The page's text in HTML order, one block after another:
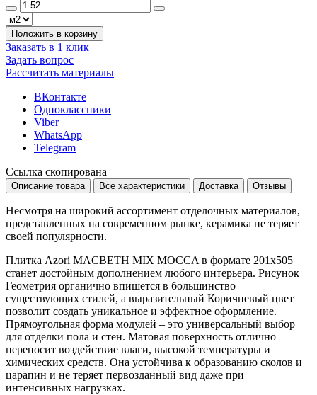
Положить в корзину
Заказать в 1 клик
Задать вопрос
Рассчитать материалы
ВКонтакте
Одноклассники
Viber
WhatsApp
Telegram
Ссылка скопирована
Описание товара Все характеристики Доставка Отзывы
Несмотря на широкий ассортимент отделочных материалов,
представленных на современном рынке, керамика не теряет
своей популярности.
Плитка Azori MACBETH MIX MOCCA в формате 201x505
станет достойным дополнением любого интерьера. Рисунок
Геометрия органично впишется в большинство
существующих стилей, а выразительный Коричневый цвет
позволит создать уникальное и эффектное оформление.
Прямоугольная форма модулей – это универсальный выбор
для отделки пола и стен. Матовая поверхность отлично
переносит воздействие влаги, высокой температуры и
химических средств. Она устойчива к образованию сколов и
царапин и не теряет первозданный вид даже при
интенсивных нагрузках.